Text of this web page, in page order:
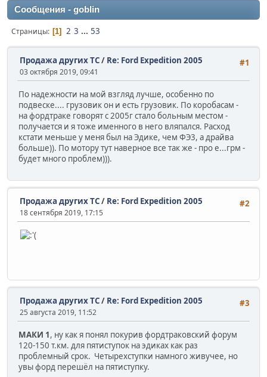
Сообщения - goblin
Страницы 1 2 3 ... 53
#1
Продажа других ТС/ Re: Ford Expedition 2005
03 октября 2019, 09:41
По надежности на мой взгляд лучше, особенно по
подвеске.... грузовик он и есть грузовик. По коробасам -
на фордтраке говорят с 2005г стало больным местом -
получается и я тоже именного в него вляпался. Расход
кстати меньше у меня был на Эдике, чем ФЭ3, а драйва
больше)). По мотору тут наверное все так же - про е...грм -
будет много проблем))).
#2
Продажа других ТС/ Re: Ford Expedition 2005
18 сентября 2019, 17:15
#3
Продажа других ТС/ Re: Ford Expedition 2005
25 августа 2019, 11:52
МАКИ 1, ну как я понял покурив фордтраковский форум
120-150 т.км. для пятиступок на эдиках как раз
проблемный срок. Четырехступки намного живучее, но
увы форд перешёл на пятиступку.